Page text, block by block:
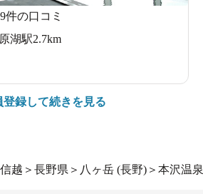
件の口コミ
湖駅2.7km
登録して続きを見る
越 ＞ 長野県 ＞ 八ヶ岳 (長野) ＞ 本沢温泉